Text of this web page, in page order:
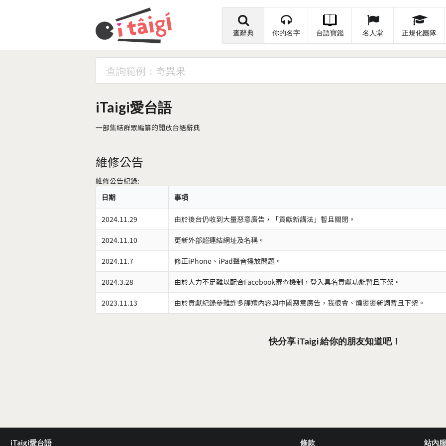
查辭典 你的名字 台語寶鑑 名人堂 正規化團隊
iTaigi愛台語
一部集結群眾編纂的開放台語辭典
維修公告
維修公告紀錄:
日期
事項
2024.11.29 由於後台仍收到大量惡意廣告，「貢獻新講法」暫且關閉。
2024.11.10 更新外部超連結網址及名稱。
2024.11.7 修正iPhone、iPad聲音播放問題。
2024.3.28 由於人力不足難以配合Facebook審查機制，登入具名貢獻功能暫且下架。
2023.11.13 由於貢獻紀錄參雜許多腥羶內容與中國惡意廣告，我很會、燒燙燙新詞暫且下架。
快分享 iTaigi 給你的朋友知道吧！
iTaigi愛台語 條款 站內